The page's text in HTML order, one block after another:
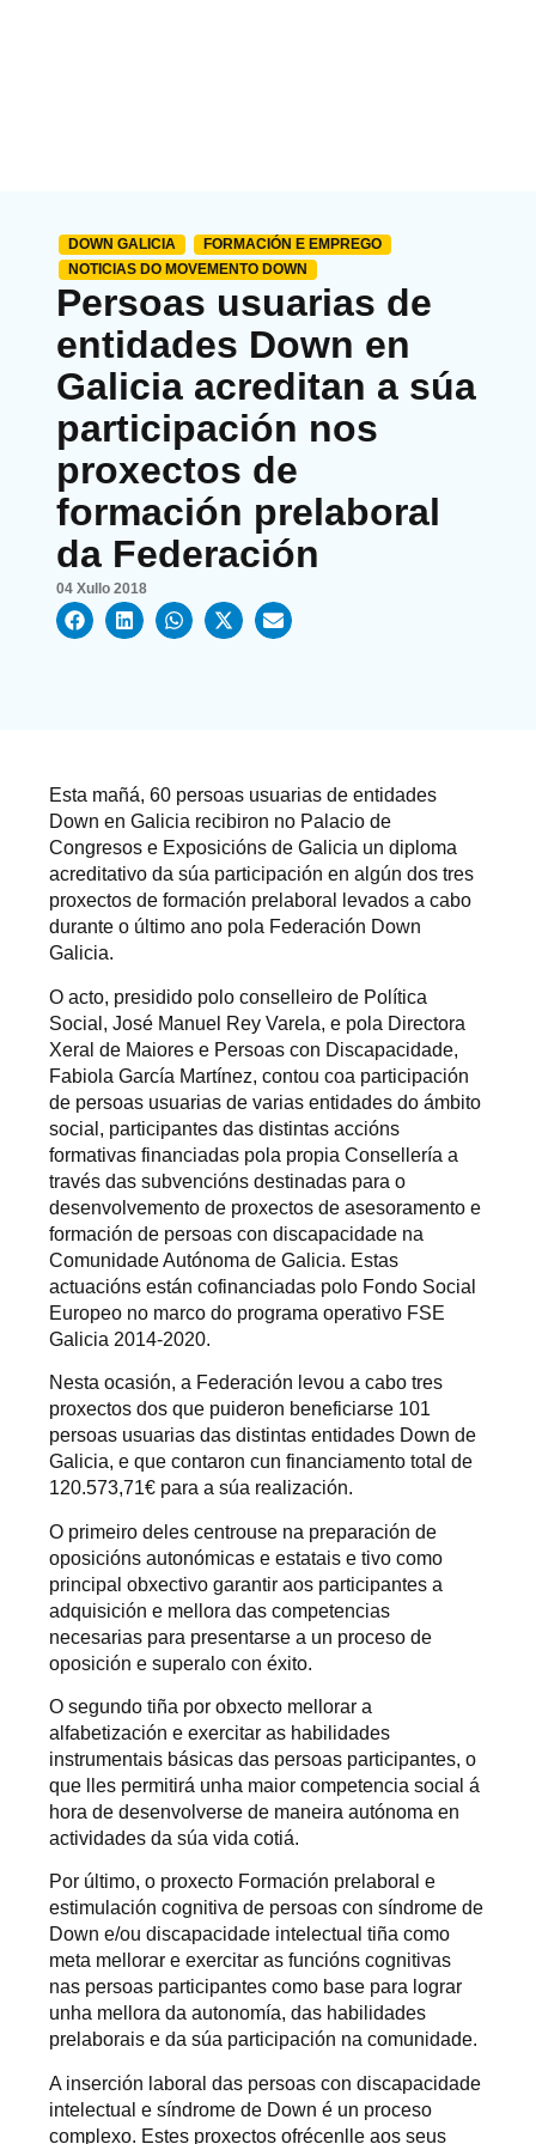
DOWN GALICIA
FORMACIÓN E EMPREGO
NOTICIAS DO MOVEMENTO DOWN
Persoas usuarias de
entidades Down en
Galicia acreditan a súa
participación nos
proxectos de
formación prelaboral
da Federación
04 Xullo 2018
Esta mañá, 60 persoas usuarias de entidades
Down en Galicia recibiron no Palacio de
Congresos e Exposicións de Galicia un diploma
acreditativo da súa participación en algún dos tres
proxectos de formación prelaboral levados a cabo
durante o último ano pola Federación Down
Galicia.
O acto, presidido polo conselleiro de Política
Social, José Manuel Rey Varela, e pola Directora
Xeral de Maiores e Persoas con Discapacidade,
Fabiola García Martínez, contou coa participación
de persoas usuarias de varias entidades do ámbito
social, participantes das distintas accións
formativas financiadas pola propia Consellería a
través das subvencións destinadas para o
desenvolvemento de proxectos de asesoramento e
formación de persoas con discapacidade na
Comunidade Autónoma de Galicia. Estas
actuacións están cofinanciadas polo Fondo Social
Europeo no marco do programa operativo FSE
Galicia 2014-2020.
Nesta ocasión, a Federación levou a cabo tres
proxectos dos que puideron beneficiarse 101
persoas usuarias das distintas entidades Down de
Galicia, e que contaron cun financiamento total de
120.573,71€ para a súa realización.
O primeiro deles centrouse na preparación de
oposicións autonómicas e estatais e tivo como
principal obxectivo garantir aos participantes a
adquisición e mellora das competencias
necesarias para presentarse a un proceso de
oposición e superalo con éxito.
O segundo tiña por obxecto mellorar a
alfabetización e exercitar as habilidades
instrumentais básicas das persoas participantes, o
que lles permitirá unha maior competencia social á
hora de desenvolverse de maneira autónoma en
actividades da súa vida cotiá.
Por último, o proxecto Formación prelaboral e
estimulación cognitiva de persoas con síndrome de
Down e/ou discapacidade intelectual tiña como
meta mellorar e exercitar as funcións cognitivas
nas persoas participantes como base para lograr
unha mellora da autonomía, das habilidades
prelaborais e da súa participación na comunidade.
A inserción laboral das persoas con discapacidade
intelectual e síndrome de Down é un proceso
complexo. Estes proxectos ofrécenlle aos seus